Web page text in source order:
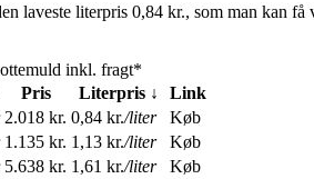
laveste literpris 0,84 kr., som man kan
inkl. fragt*
Pris Literpris ↓
Link
2.018 kr. 0,84 kr./liter
Køb
1.135 kr. 1,13 kr./liter
Køb
5.638 kr. 1,61 kr./liter
Køb